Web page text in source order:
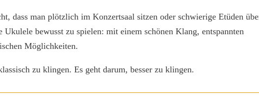
dass man plötzlich im Konzertsaal sitzen oder schwierige Etüden
Ukulele bewusst zu spielen: mit einem schönen Klang, entspannten
Möglichkeiten.
zu klingen. Es geht darum, besser zu klingen.